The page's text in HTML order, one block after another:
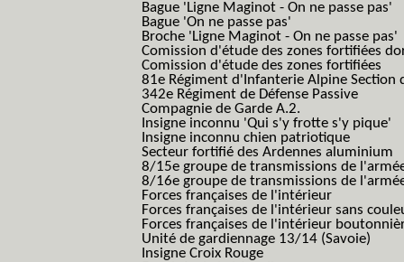
Bague 'Ligne Maginot - On ne passe pas'
Bague 'On ne passe pas'
Broche 'Ligne Maginot - On ne passe pas'
Comission d'étude des zones fortifiées
Comission d'étude des zones fortifiées
81e Régiment d'Infanterie Alpine Section
342e Régiment de Défense Passive
Compagnie de Garde A.2.
Insigne inconnu 'Qui s'y frotte s'y pique'
Insigne inconnu chien patriotique
Secteur fortifié des Ardennes aluminium
8/15e groupe de transmissions de
8/16e groupe de transmissions de
Forces françaises de l'intérieur
Forces françaises de l'intérieur sans
Forces françaises de l'intérieur
Unité de gardiennage 13/14 (Savoie)
Insigne Croix Rouge